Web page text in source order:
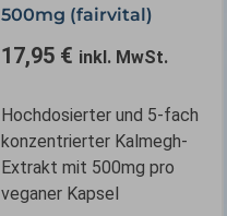
500mg (fairvital)
17,95 € inkl. MwSt.
Hochdosierter und 5-fach
konzentrierter Kalmegh-
Extrakt mit 500mg pro
veganer Kapsel